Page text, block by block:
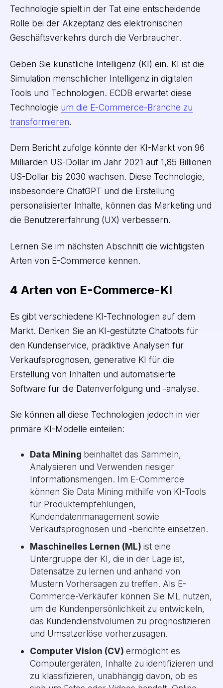
Technologie spielt in der Tat eine entscheidende
Rolle bei der Akzeptanz des elektronischen
Geschäftsverkehrs durch die Verbraucher.
Geben Sie künstliche Intelligenz (KI) ein. KI ist die
Simulation menschlicher Intelligenz in digitalen
Tools und Technologien. ECDB erwartet diese
Technologie um die E-Commerce-Branche zu
transformieren.
Dem Bericht zufolge könnte der KI-Markt von 96
Milliarden US-Dollar im Jahr 2021 auf 1,85 Billionen
US-Dollar bis 2030 wachsen. Diese Technologie,
insbesondere ChatGPT und die Erstellung
personalisierter Inhalte, können das Marketing und
die Benutzererfahrung (UX) verbessern.
Lernen Sie im nächsten Abschnitt die wichtigsten
Arten von E-Commerce kennen.
4 Arten von E-Commerce-KI
Es gibt verschiedene KI-Technologien auf dem
Markt. Denken Sie an KI-gestützte Chatbots für
den Kundenservice, prädiktive Analysen für
Verkaufsprognosen, generative KI für die
Erstellung von Inhalten und automatisierte
Software für die Datenverfolgung und -analyse.
Sie können all diese Technologien jedoch in vier
primäre KI-Modelle einteilen:
Data Mining beinhaltet das Sammeln,
Analysieren und Verwenden riesiger
Informationsmengen. Im E-Commerce
können Sie Data Mining mithilfe von KI-Tools
für Produktempfehlungen,
Kundendatenmanagement sowie
Verkaufsprognosen und -berichte einsetzen.
Maschinelles Lernen (ML) ist eine
Untergruppe der KI, die in der Lage ist,
Datensätze zu lernen und anhand von
Mustern Vorhersagen zu treffen. Als E-
Commerce-Verkäufer können Sie ML nutzen,
um die Kundenpersönlichkeit zu entwickeln,
das Kundendienstvolumen zu prognostizieren
und Umsatzerlöse vorherzusagen.
Computer Vision (CV) ermöglicht es
Computergeräten, Inhalte zu identifizieren und
zu klassifizieren, unabhängig davon, ob es